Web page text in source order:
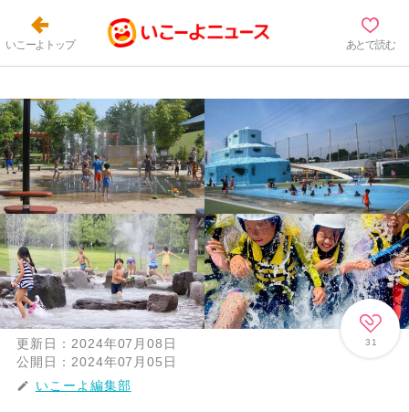
いこーよトップ あとで読む
31
更新日： 2024年07月08日
公開日： 2024年07月05日
いこーよ編集部